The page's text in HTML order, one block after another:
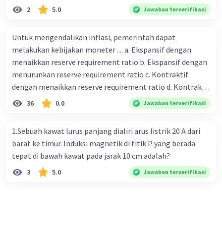
cm. Biaya kerangka dan tali sebesar Rp1.800,00 per buah,
kain sebesar Rp40.000,00/m², dan pita perekat
Rp6.500,00 per buah. Tentukan total keuntungan yang
diperoleh Bu Ambar.
2 5.0 Jawaban terverifikasi
Untuk mengendalikan inflasi, pemerintah dapat
melakukan kebijakan moneter .... a. Ekspansif dengan
menaikkan reserve requirement ratio b. Ekspansif dengan
menurunkan reserve requirement ratio c. Kontraktif
dengan menaikkan reserve requirement ratio d. Kontraktif
dengan menurunkan reserve requirement ratio e.
Ekspansif dengan menaikkan tingkat diskonto Bila Bank
ceteris paribus maka .... a. Menimbulkan inflasi di mana
bentuk kurva jumlah uang beredar (penawaran uang) naik
dari kiri bawah ke kanan atas b. Menimbulkan deflasi di
mana bentuk kurva jumlah uang beredar (penawaran
36 0.0 Jawaban terverifikasi
1.Sebuah kawat lurus panjang dialiri arus listrik 20 A dari
barat ke timur. Induksi magnetik di titik P yang berada
tepat di bawah kawat pada jarak 10 cm adalah?
3 5.0 Jawaban terverifikasi